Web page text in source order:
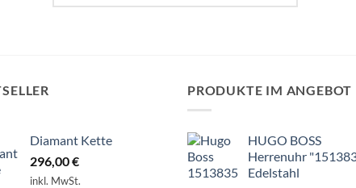
Diamant Kette
296,00€
inkl. MwSt.
PRODUKTE IM ANGEBOT
HUGO BOSS
Herrenuhr
Edelstahl